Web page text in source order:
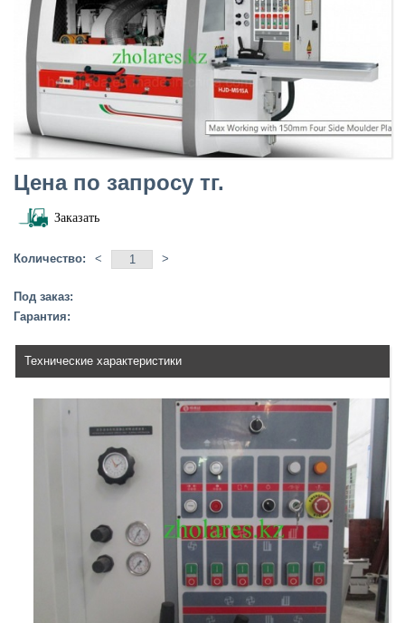
Цена по запросу тг.
Заказать
Количество: < >
Под заказ:
Гарантия:
Технические характеристики